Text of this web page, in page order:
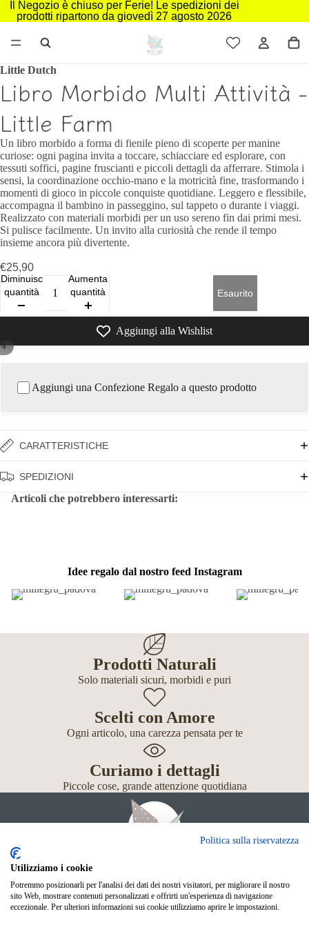
Il Negozio è chiuso per Ferie! Le spedizioni dei
prodotti ripartono da giovedì 27 agosto 2026
4
Little Dutch
Libro Morbido Multi Attività -
Little Farm
Un libro morbido a forma di fienile pieno di scoperte per manine
curiose: ogni pagina invita a toccare, schiacciare ed esplorare, con
tessuti soffici, pagine fruscianti e piccoli dettagli da afferrare. Stimola i
sensi, la coordinazione occhio-mano e la motricità fine, trasformando i
momenti di gioco in piccole conquiste quotidiane. Leggero e flessibile,
accompagna il bambino in passeggino, sul tappeto o durante i viaggi.
Realizzato con materiali morbidi per un uso sereno fin dai primi mesi.
Si pulisce facilmente. Un invito alla curiosità che rende il tempo
insieme ancora più divertente.
€25,90
Diminuisci
quantità
Aumenta
quantità
Esaurito
Aggiungi alla Wishlist
Aggiungi una Confezione Regalo a questo prodotto
CARATTERISTICHE
SPEDIZIONI
Articoli che potrebbero interessarti:
Idee regalo dal nostro feed Instagram
Prodotti Naturali
Solo materiali sicuri, morbidi e puri
Scelti con Amore
Ogni articolo, una carezza pensata per te
Curiamo i dettagli
Piccole cose, grande attenzione quotidiana
Giochi
Neonato
Politica sulla riservatezza
Utilizziamo i cookie
Potremmo posizionarli per l'analisi dei dati dei nostri visitatori, per migliorare il nostro
sito Web, mostrare contenuti personalizzati e offrirti un'esperienza di navigazione
eccezionale. Per ulteriori informazioni sui cookie utilizziamo aprire le impostazioni.